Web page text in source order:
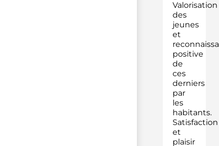
Valorisation
des
jeunes
et
positive
de
ces
derniers
par
les
habitants.
Satisfaction
et
plaisir